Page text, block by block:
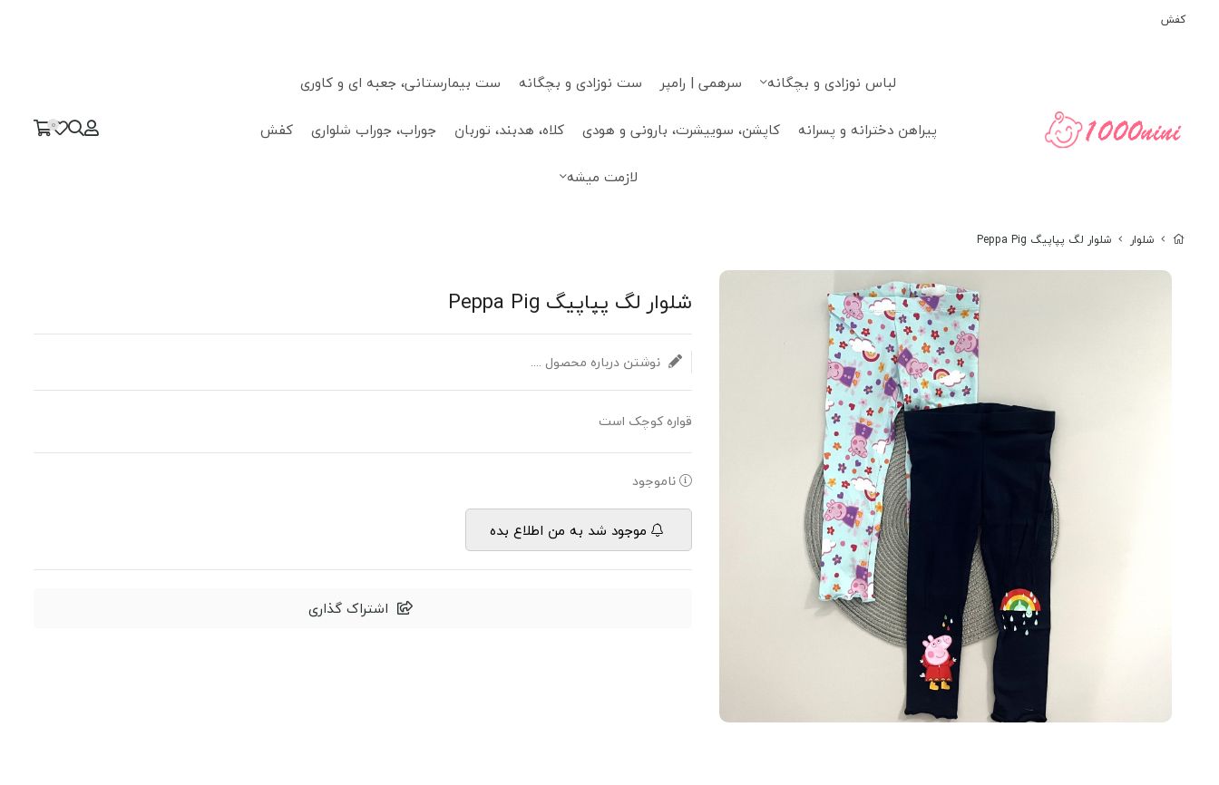
کفش
لباس نوزادی و بچگانه سرهمی | رامپر ست نوزادی و بچگانه
ست بیمارستانی، جعبه ای و کاوری
پیراهن دخترانه و پسرانه
کاپشن، سوییشرت، بارونی و هودی کلاه، هدبند، توربان جوراب، جوراب شلواری
کفش
لازمت میشه
0
شلوار شلوار لگ پپاپیگ Peppa Pig
شلوار لگ پپاپیگ Peppa Pig
نوشتن درباره محصول ....
قواره کوچک است
ناموجود
موجود شد به من اطلاع بده
اشتراک گذاری